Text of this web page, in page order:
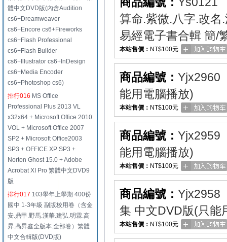
體中文DVD版(內含Audition
cs6+Dreamweaver
cs6+Encore cs6+Fireworks
cs6+Flash Professional
cs6+Flash Builder
cs6+Illustrator cs6+InDesign
cs6+Media Encoder
cs6+Photoshop cs6)
排行016 MS Office
Professional Plus 2013 VL
x32x64 + Microsoft Office 2010
VOL + Microsoft Office 2007
SP2 + Microsoft Office2003
SP3 + OFFICE XP SP3 +
Norton Ghost 15.0 + Adobe
Acrobat XI Pro 繁體中文DVD9
版
排行017 103學年上學期 400份
國中 1-3年級 副版校用卷（含金
安.鼎甲.野馬.漢華.建弘.明霖.高
昇.高昇鑫全版本.全部卷）繁體
中文合輯版(DVD版)
算命.紫微.八字.改名
易經電子書合輯 簡/
本站售價： NT$100元
商品編號： Yjx2960
能用電腦播放)
本站售價： NT$100元
商品編號： Yjx2959
能用電腦播放)
本站售價： NT$100元
商品編號： Yjx2958
集 中文DVD版(只能
本站售價： NT$100元